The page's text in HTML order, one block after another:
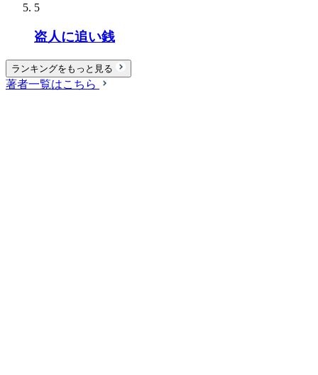
5
盗人に追い銭
ランキングをもっと見る
著者一覧はこちら